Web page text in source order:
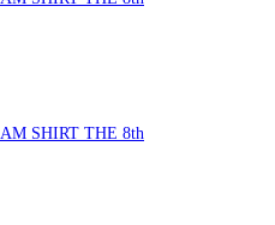
SHIRT THE 8th